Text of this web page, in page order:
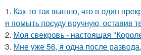
1. Как-то так вышло, что в один
я помыть посуду вручную, оставив
2. Моя свекровь - настоящая
3. Мне уже 56, я одна после